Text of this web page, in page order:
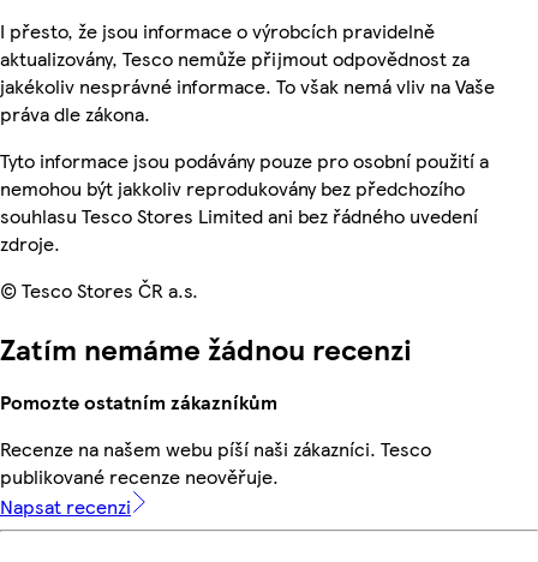
I přesto, že jsou informace o výrobcích pravidelně
aktualizovány, Tesco nemůže přijmout odpovědnost za
jakékoliv nesprávné informace. To však nemá vliv na Vaše
práva dle zákona.
Tyto informace jsou podávány pouze pro osobní použití a
nemohou být jakkoliv reprodukovány bez předchozího
souhlasu Tesco Stores Limited ani bez řádného uvedení
zdroje.
© Tesco Stores ČR a.s.
Zatím nemáme žádnou recenzi
Pomozte ostatním zákazníkům
Recenze na našem webu píší naši zákazníci. Tesco
publikované recenze neověřuje.
Napsat recenzi